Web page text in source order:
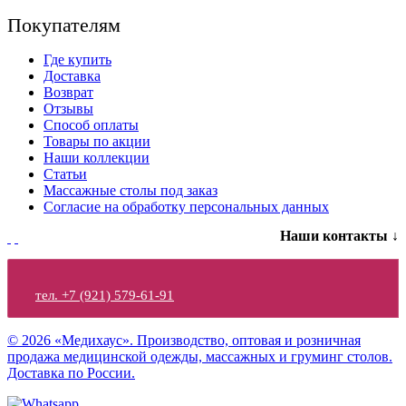
Покупателям
Где купить
Доставка
Возврат
Отзывы
Способ оплаты
Товары по акции
Наши коллекции
Статьи
Массажные столы под заказ
Согласие на обработку персональных данных
Наши контакты ↓
тел. +7 (921) 579-61-91
© 2026 «Медихаус». Производство, оптовая и розничная
продажа медицинской одежды, массажных и груминг столов.
Доставка по России.